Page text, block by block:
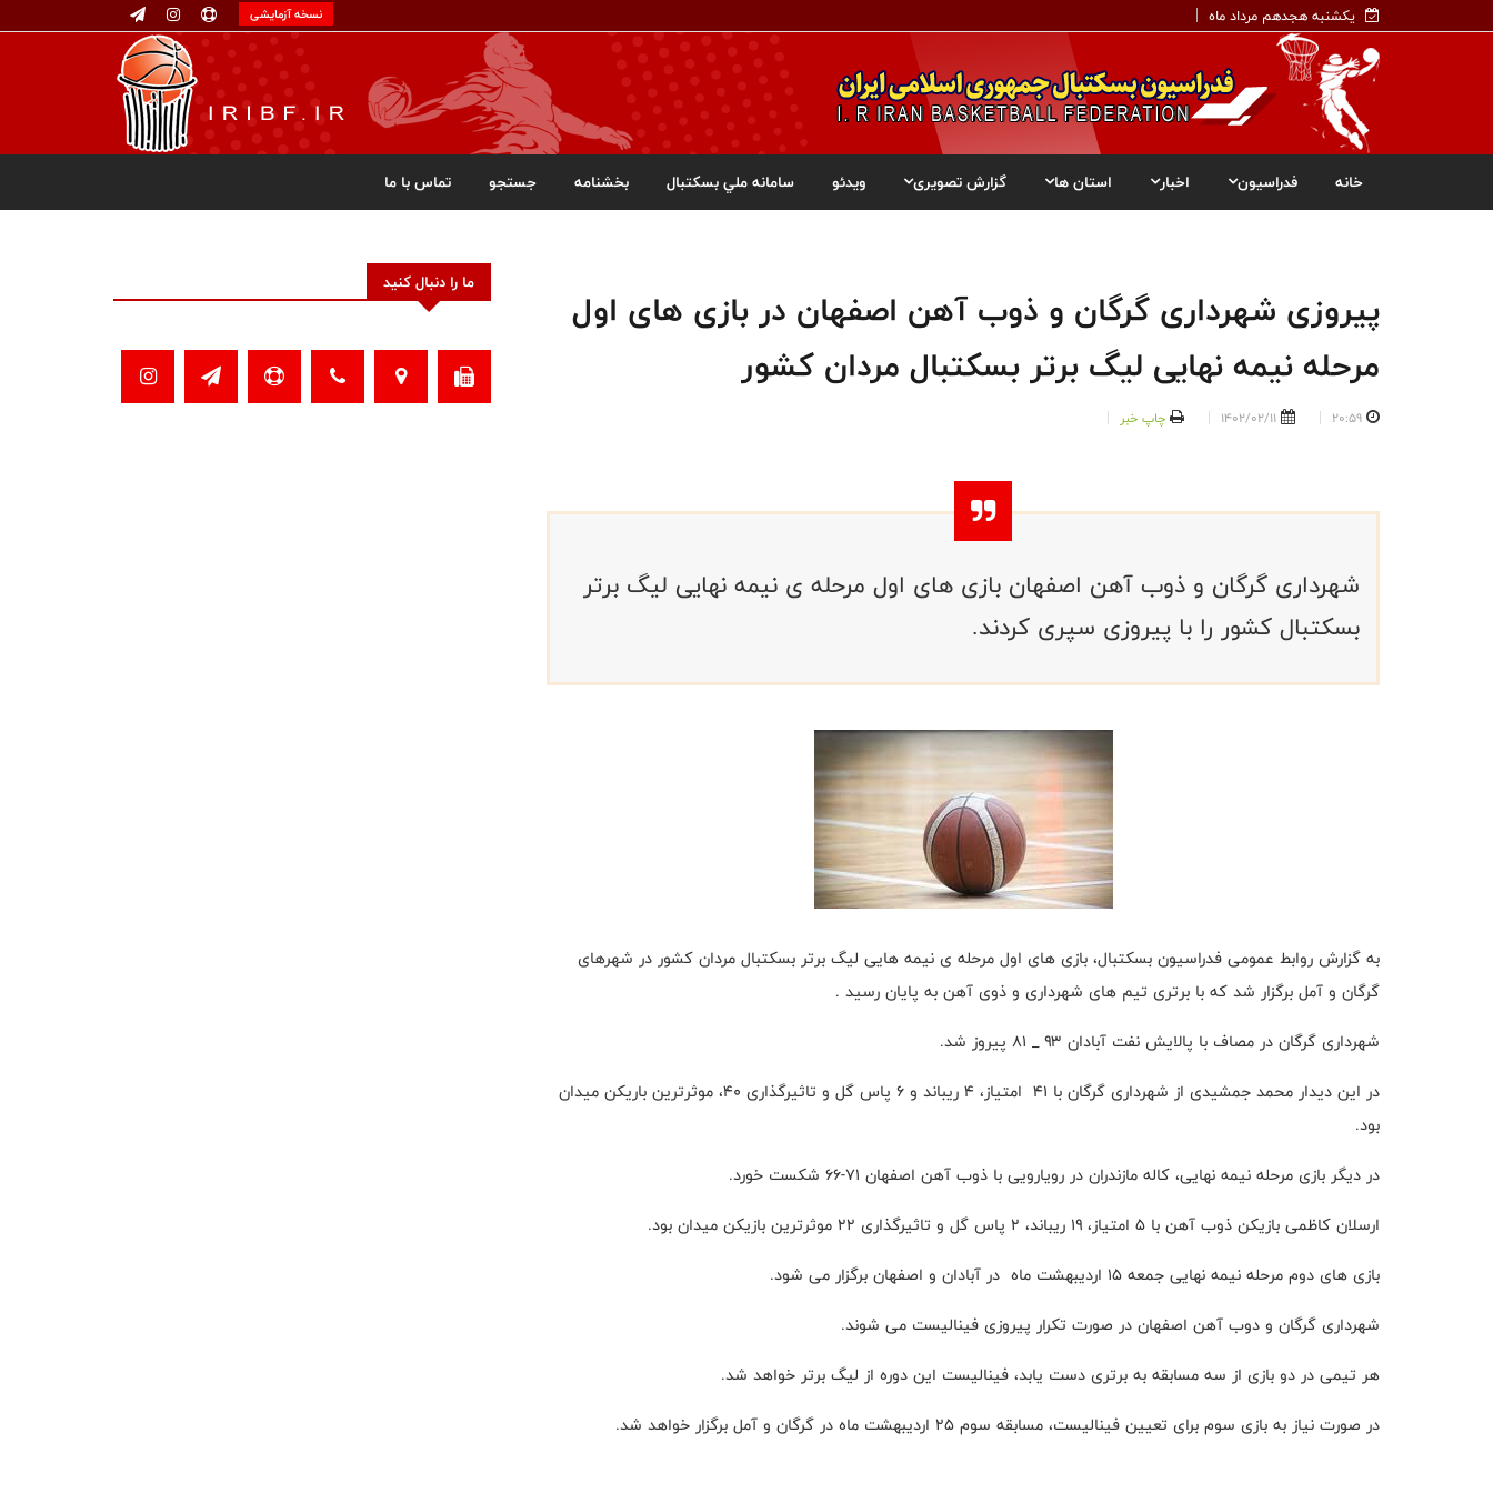
یکشنبه هجدهم مرداد ماه نسخه آزمایشی
خانه فدراسیون اخبار استان ها گزارش تصویری ویدئو سامانه ملي بسکتبال بخشنامه جستجو تماس با ما
پیروزی شهرداری گرگان و ذوب آهن اصفهان در بازی های اول
مرحله نیمه نهایی لیگ برتر بسکتبال مردان کشور
20:59
1402/02/11 چاپ خبر
شهرداری گرگان و ذوب آهن اصفهان بازی های اول مرحله ی نیمه نهایی لیگ برتر
بسکتبال کشور را با پیروزی سپری کردند.
به گزارش روابط عمومی فدراسیون بسکتبال، بازی های اول مرحله ی نیمه هایی لیگ برتر بسکتبال مردان کشور در شهرهای
گرگان و آمل برگزار شد که با برتری تیم های شهرداری و ذوی آهن به پایان رسید .
شهرداری گرگان در مصاف با پالایش نفت آبادان ۹۳ _ ۸۱ پیروز شد.
در این دیدار محمد جمشیدی از شهرداری گرگان با ۴۱ امتیاز، ۴ ریباند و ۶ پاس گل و تاثیرگذاری ۴۰، موثرترین باریکن میدان
بود.
در دیگر بازی مرحله نیمه نهایی، کاله مازندران در رویارویی با ذوب آهن اصفهان ۷۱-۶۶ شکست خورد.
ارسلان کاظمی بازیکن ذوب آهن با ۵ امتیاز، ۱۹ ریباند، ۲ پاس گل و تاثیرگذاری ۲۲ موثرترین بازیکن میدان بود.
بازی های دوم مرحله نیمه نهایی جمعه ۱۵ اردیبهشت ماه در آبادان و اصفهان برگزار می شود.
شهرداری گرگان و دوب آهن اصفهان در صورت تکرار پیروزی فینالیست می شوند.
هر تیمی در دو‌ بازی از سه مسابقه به برتری دست یابد، فینالیست این دوره از لیگ برتر خواهد شد.
در صورت نیاز به بازی سوم برای تعیین فینالیست، مسابقه سوم ۲۵ اردیبهشت ماه در گرگان و آمل برگزار خواهد شد.
ما را دنبال کنید